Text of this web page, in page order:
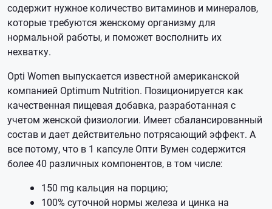
содержит нужное количество витаминов и минералов,
которые требуются женскому организму для
нормальной работы, и поможет восполнить их
нехватку.
Opti Women выпускается известной американской
компанией Optimum Nutrition. Позиционируется как
качественная пищевая добавка, разработанная с
учетом женской физиологии. Имеет сбалансированный
состав и дает действительно потрясающий эффект. А
все потому, что в 1 капсуле Опти Вумен содержится
более 40 различных компонентов, в том числе:
150 mg кальция на порцию;
100% суточной нормы железа и цинка на